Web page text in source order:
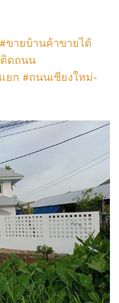
ขายบ้านค้าขายได้
ดถนน
ยก #ถนนเชียงใหม่-